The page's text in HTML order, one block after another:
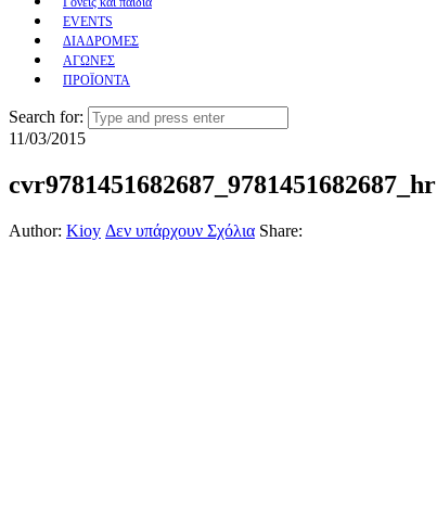
EVENTS
ΔΙΑΔΡΟΜΕΣ
ΑΓΩΝΕΣ
ΠΡΟΪΟΝΤΑ
Search for:
11/03/2015
cvr9781451682687_9781451682687_hr
Author: Kioy Δεν υπάρχουν Σχόλια Share: